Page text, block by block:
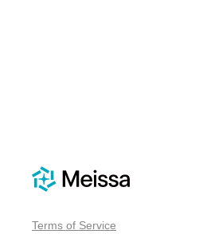
Terms of Service